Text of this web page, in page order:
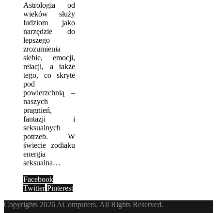
Astrologia od
wieków służy
ludziom jako
narzędzie do
lepszego
zrozumienia
siebie, emocji,
relacji, a także
tego, co skryte
pod
powierzchnią –
naszych
pragnień,
fantazji i
seksualnych
potrzeb. W
świecie zodiaku
energia
seksualna…
Facebook
Twitter Pinterest
Copyrights 2026 AComputers. All Rights Reserved.